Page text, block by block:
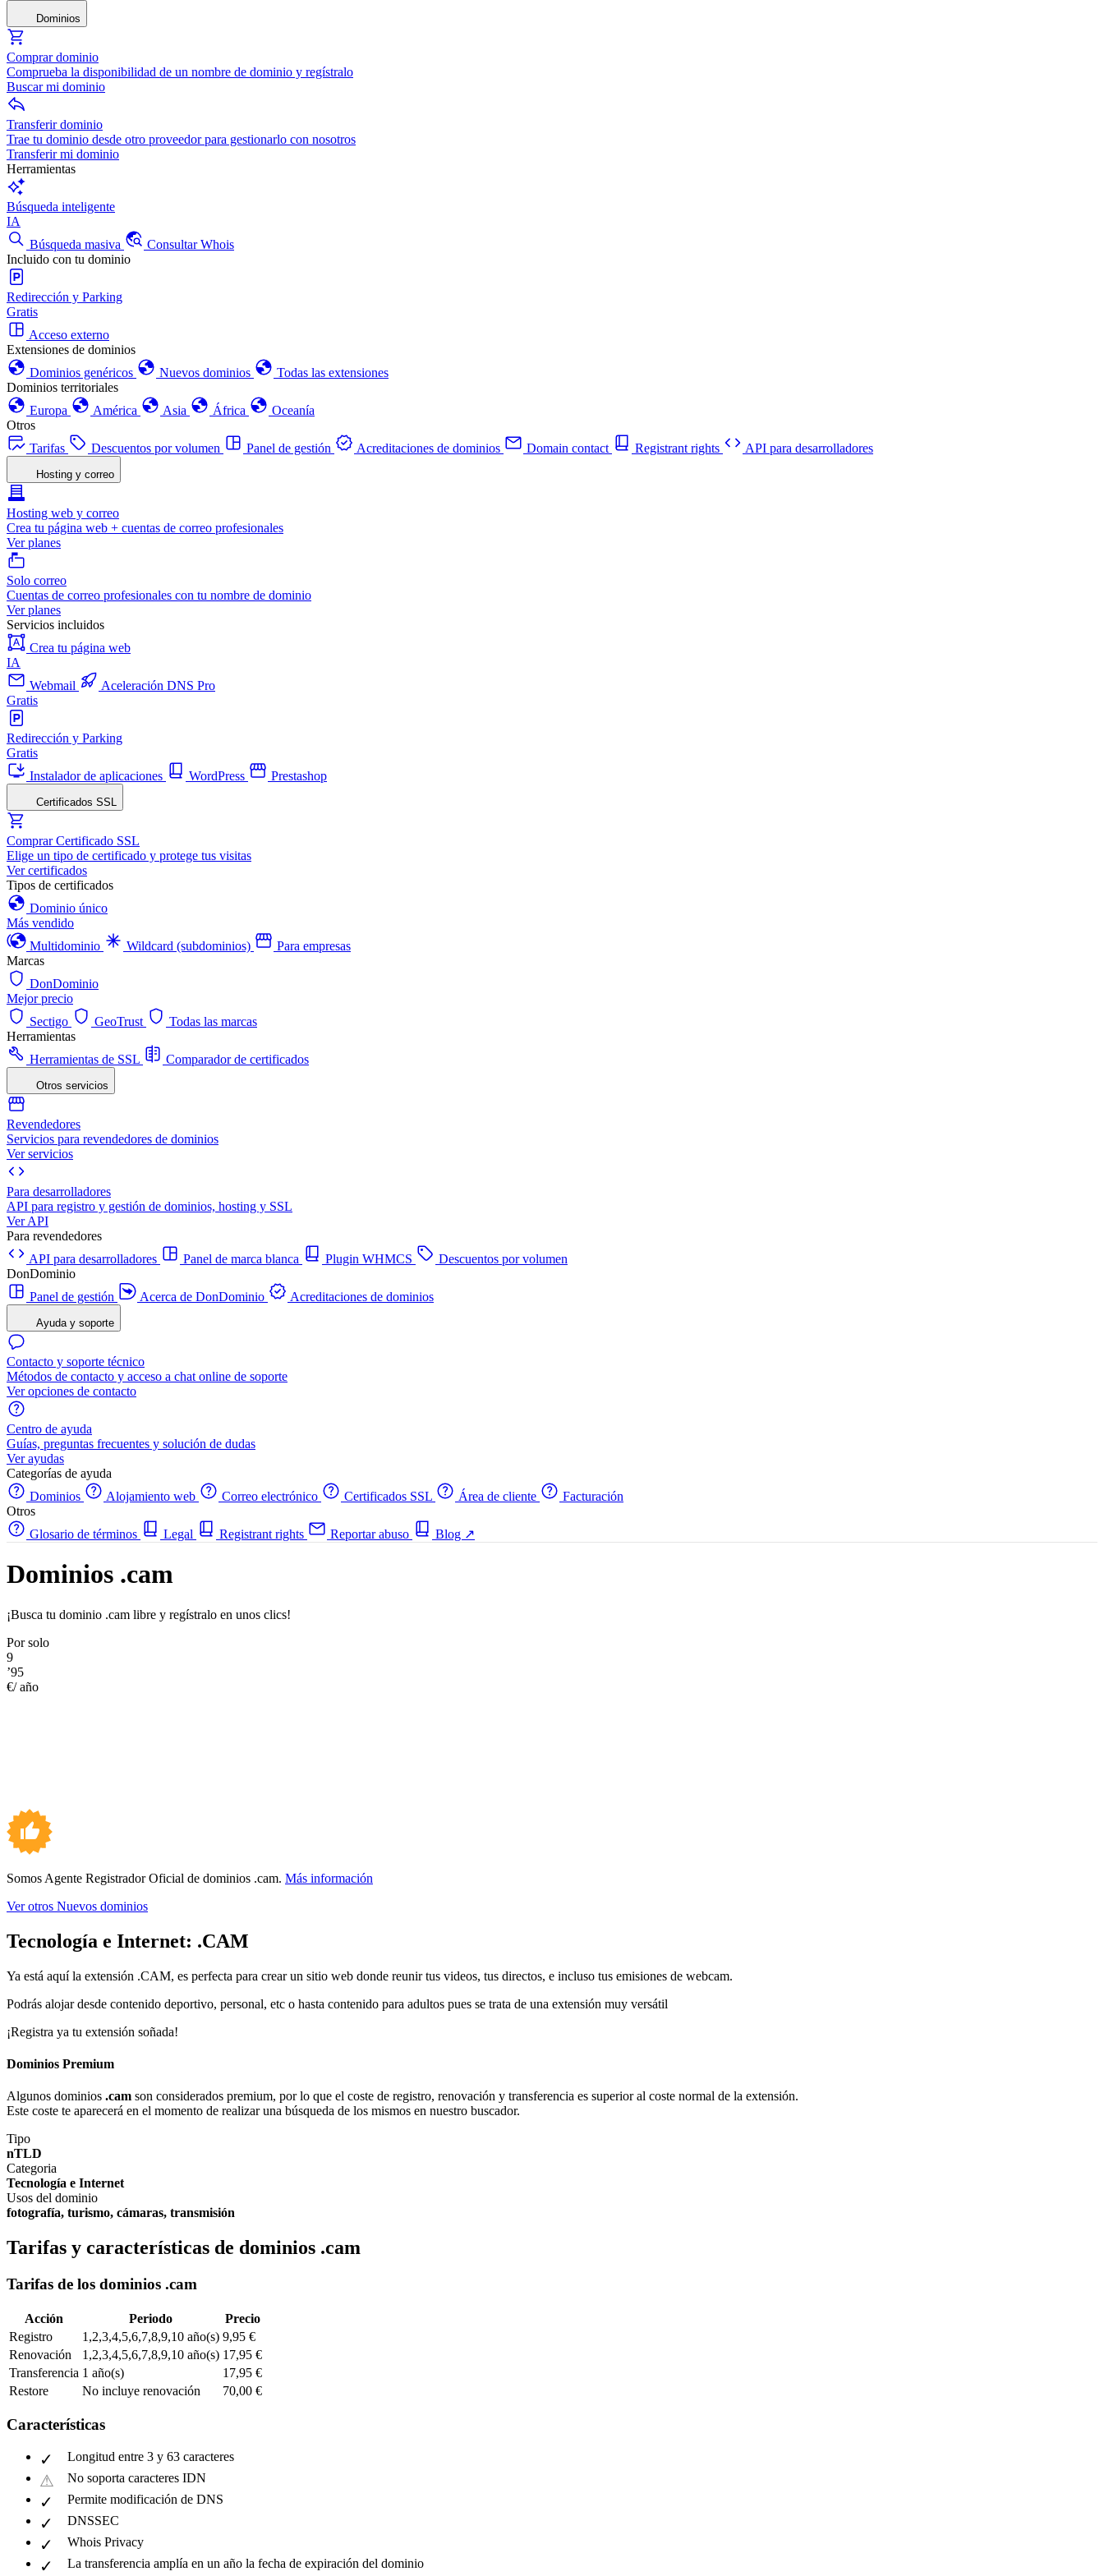
Dominios
Comprar dominio
Comprueba la disponibilidad de un nombre de dominio y regístralo
Buscar mi dominio
Transferir dominio
Trae tu dominio desde otro proveedor para gestionarlo con nosotros
Transferir mi dominio
Herramientas
Búsqueda inteligente
IA
Búsqueda masiva
Consultar Whois
Incluido con tu dominio
Redirección y Parking
Gratis
Acceso externo
Extensiones de dominios
Dominios genéricos
Nuevos dominios
Todas las extensiones
Dominios territoriales
Europa
América Asia África
Oceanía
Otros
Tarifas
Descuentos por volumen Panel de gestión Acreditaciones de dominios Domain contact Registrant rights API para desarrolladores
Hosting y correo
Hosting web y correo
Crea tu página web + cuentas de correo profesionales
Ver planes
Solo correo
Cuentas de correo profesionales con tu nombre de dominio
Ver planes
Servicios incluidos
Crea tu página web
IA
Webmail
Aceleración DNS Pro
Gratis
Redirección y Parking
Gratis
Instalador de aplicaciones
WordPress Prestashop
Certificados SSL
Comprar Certificado SSL
Elige un tipo de certificado y protege tus visitas
Ver certificados
Tipos de certificados
Dominio único
Más vendido
Multidominio
Wildcard (subdominios)
Para empresas
Marcas
DonDominio
Mejor precio
Sectigo
GeoTrust
Todas las marcas
Herramientas
Herramientas de SSL
Comparador de certificados
Otros servicios
Revendedores
Servicios para revendedores de dominios
Ver servicios
Para desarrolladores
API para registro y gestión de dominios, hosting y SSL
Ver API
Para revendedores
API para desarrolladores
Panel de marca blanca Plugin WHMCS
Descuentos por volumen
DonDominio
Panel de gestión
Acerca de DonDominio Acreditaciones de dominios
Ayuda y soporte
Contacto y soporte técnico
Métodos de contacto y acceso a chat online de soporte
Ver opciones de contacto
Centro de ayuda
Guías, preguntas frecuentes y solución de dudas
Ver ayudas
Categorías de ayuda
Dominios
Alojamiento web Correo electrónico Certificados SSL Área de cliente
Facturación
Otros
Glosario de términos
Legal Registrant rights Reportar abuso Blog ↗
Dominios .cam
¡Busca tu dominio .cam libre y regístralo en unos clics!
Por solo
9
’95
€/ año
Somos Agente Registrador Oficial de dominios .cam. Más información
Ver otros Nuevos dominios
Tecnología e Internet: .CAM
Ya está aquí la extensión .CAM, es perfecta para crear un sitio web donde reunir tus videos, tus directos, e incluso tus emisiones de webcam.
Podrás alojar desde contenido deportivo, personal, etc o hasta contenido para adultos pues se trata de una extensión muy versátil
¡Registra ya tu extensión soñada!
Dominios Premium
Algunos dominios .cam son considerados premium, por lo que el coste de registro, renovación y transferencia es superior al coste normal de la extensión.
Este coste te aparecerá en el momento de realizar una búsqueda de los mismos en nuestro buscador.
Tipo
nTLD
Categoria
Tecnología e Internet
Usos del dominio
fotografía, turismo, cámaras, transmisión
Tarifas y características de dominios .cam
Tarifas de los dominios .cam
Acción Periodo
Precio
Registro
1,2,3,4,5,6,7,8,9,10 año(s) 9,95 €
Renovación
1,2,3,4,5,6,7,8,9,10 año(s) 17,95 €
Transferencia 1 año(s)
17,95 €
Restore
No incluye renovación 70,00 €
Características
Longitud entre 3 y 63 caracteres
No soporta caracteres IDN
Permite modificación de DNS
DNSSEC
Whois Privacy
La transferencia amplía en un año la fecha de expiración del dominio